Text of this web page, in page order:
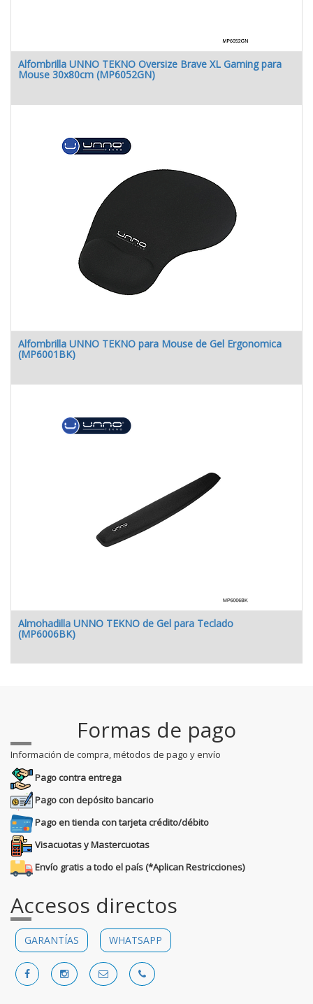
Alfombrilla UNNO TEKNO Oversize Brave XL Gaming para
Mouse 30x80cm (MP6052GN)
Alfombrilla UNNO TEKNO para Mouse de Gel Ergonomica
(MP6001BK)
Almohadilla UNNO TEKNO de Gel para Teclado
(MP6006BK)
Formas de pago
Información de compra, métodos de pago y envío
Pago contra entrega
Pago con depósito bancario
Pago en tienda con tarjeta crédito/débito
Visacuotas y Mastercuotas
Envío gratis a todo el país (*Aplican Restricciones)
Accesos directos
GARANTÍAS WHATSAPP